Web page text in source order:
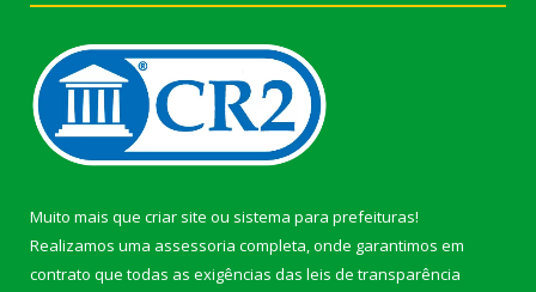
Muito mais que criar site ou sistema para prefeituras!
Realizamos uma assessoria completa, onde garantimos em
contrato que todas as exigências das leis de transparência